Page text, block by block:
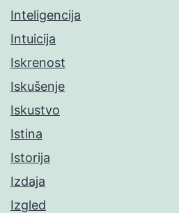
Inteligencija
Intuicija
Iskrenost
Iskušenje
Iskustvo
Istina
Istorija
Izdaja
Izgled